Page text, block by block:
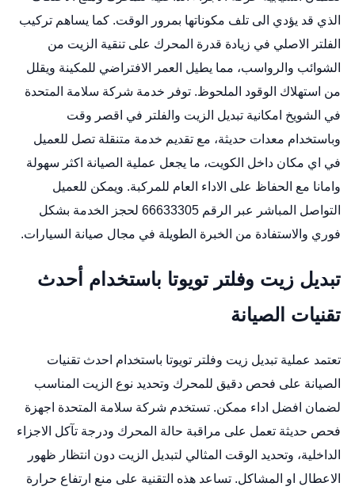
الذي قد يؤدي الى تلف مكوناتها بمرور الوقت. كما يساهم تركيب
الفلتر الاصلي في زيادة قدرة المحرك على تنقية الزيت من
الشوائب والرواسب، مما يطيل العمر الافتراضي للمكينة ويقلل
من استهلاك الوقود الملحوظ. توفر خدمة شركة سلامة المتحدة
في الشويخ امكانية تبديل الزيت والفلتر في اقصر وقت
وباستخدام معدات حديثة، مع تقديم خدمة متنقلة تصل للعميل
في اي مكان داخل الكويت، ما يجعل عملية الصيانة اكثر سهولة
وامانا مع الحفاظ على الاداء العام للمركبة. ويمكن للعميل
التواصل المباشر عبر الرقم 66633305 لحجز الخدمة بشكل
فوري والاستفادة من الخبرة الطويلة في مجال صيانة السيارات.
تبديل زيت وفلتر تويوتا باستخدام أحدث
تقنيات الصيانة
تعتمد عملية تبديل زيت وفلتر تويوتا باستخدام احدث تقنيات
الصيانة على فحص دقيق للمحرك وتحديد نوع الزيت المناسب
لضمان افضل اداء ممكن. تستخدم شركة سلامة المتحدة اجهزة
فحص حديثة تعمل على مراقبة حالة المحرك ودرجة تآكل الاجزاء
الداخلية، وتحديد الوقت المثالي لتبديل الزيت دون انتظار ظهور
الاعطال او المشاكل. تساعد هذه التقنية على منع ارتفاع حرارة